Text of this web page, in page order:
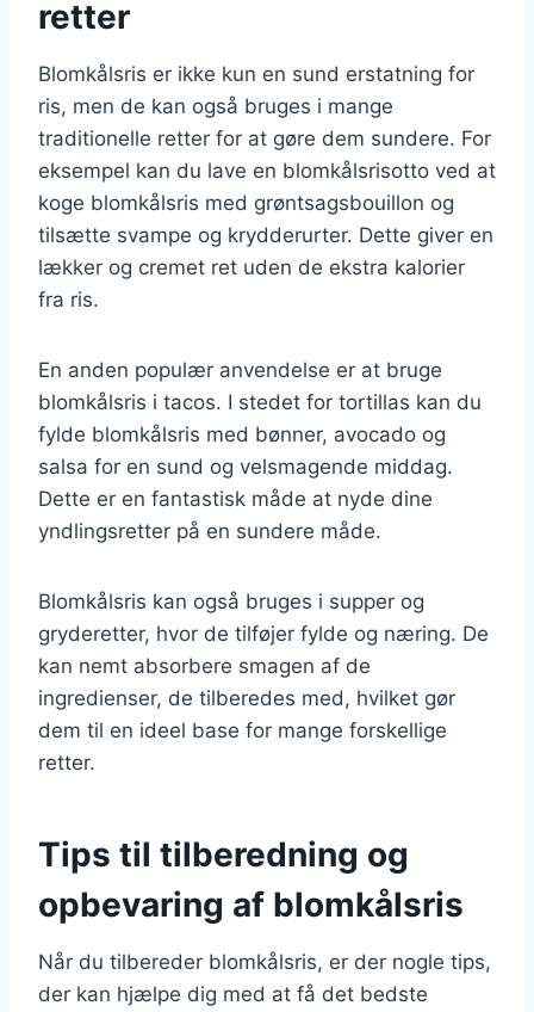
retter
Blomkålsris er ikke kun en sund erstatning for
ris, men de kan også bruges i mange
traditionelle retter for at gøre dem sundere. For
eksempel kan du lave en blomkålsrisotto ved at
koge blomkålsris med grøntsagsbouillon og
tilsætte svampe og krydderurter. Dette giver en
lækker og cremet ret uden de ekstra kalorier
fra ris.
En anden populær anvendelse er at bruge
blomkålsris i tacos. I stedet for tortillas kan du
fylde blomkålsris med bønner, avocado og
salsa for en sund og velsmagende middag.
Dette er en fantastisk måde at nyde dine
yndlingsretter på en sundere måde.
Blomkålsris kan også bruges i supper og
gryderetter, hvor de tilføjer fylde og næring. De
kan nemt absorbere smagen af de
ingredienser, de tilberedes med, hvilket gør
dem til en ideel base for mange forskellige
retter.
Tips til tilberedning og
opbevaring af blomkålsris
Når du tilbereder blomkålsris, er der nogle tips,
der kan hjælpe dig med at få det bedste